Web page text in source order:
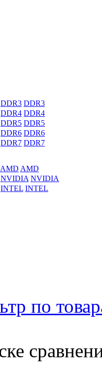
DDR3 DDR3
DDR4 DDR4
DDR5 DDR5
DDR6 DDR6
DDR7 DDR7
AMD AMD
NVIDIA NVIDIA
INTEL INTEL
по